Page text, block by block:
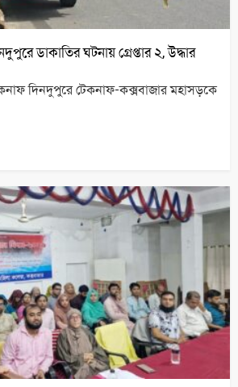
ডাকাতির ঘটনায় গ্রেপ্তার ২, উদ্ধার
দিনদুপুরে টেকনাফ-কক্সবাজার মহাসড়কে